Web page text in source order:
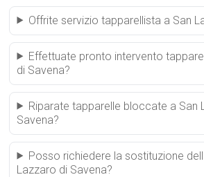
Offrite servizio tapparellista a San
Effettuate pronto intervento
di Savena?
Riparate tapparelle bloccate a San
Savena?
Posso richiedere la sostituzione
Lazzaro di Savena?